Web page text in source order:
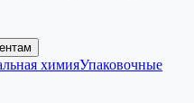
химияУпаковочные